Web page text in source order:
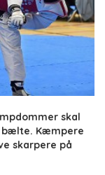
skal
bælte. Kæmpere
skarpere på